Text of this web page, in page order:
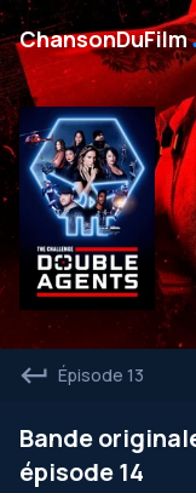
ChansonDuFilm
Épisode 13
Bande
épisode 14